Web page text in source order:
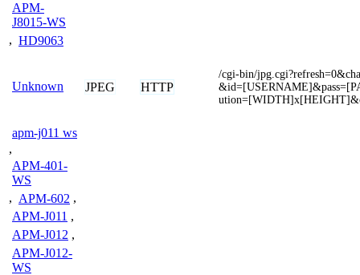
APM-
J8015-WS
, HD9063
Unknown JPEG HTTP
/cgi-bin/
apm-j011 ws
,
APM-401-
WS
, APM-602 ,
APM-J011 ,
APM-J012 ,
APM-J012-
WS